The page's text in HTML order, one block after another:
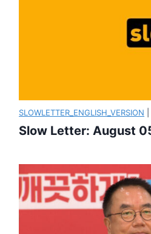
SLOWLETTER_ENGLISH_VERSION
Slow Letter: August